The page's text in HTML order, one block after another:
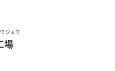
ジョウ
場